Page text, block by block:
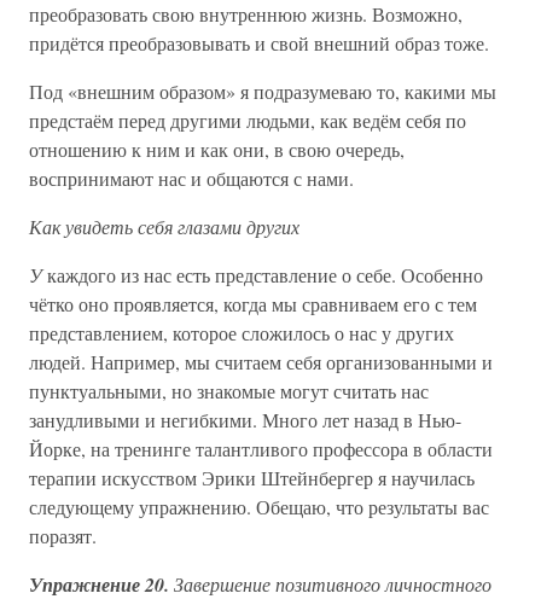
преобразовать свою внутреннюю жизнь. Возможно,
придётся преобразовывать и свой внешний образ тоже.
Под «внешним образом» я подразумеваю то, какими мы
предстаём перед другими людьми, как ведём себя по
отношению к ним и как они, в свою очередь,
воспринимают нас и общаются с нами.
Как увидеть себя глазами других
Укаждого из нас есть представление о себе. Особенно
чётко оно проявляется, когда мы сравниваем его с тем
представлением, которое сложилось о нас у других
людей. Например, мы считаем себя организованными и
пунктуальными, но знакомые могут считать нас
занудливыми и негибкими. Много лет назад в Нью-
Йорке, на тренинге талантливого профессора в области
терапии искусством Эрики Штейнбергер я научилась
следующему упражнению. Обещаю, что результаты вас
поразят.
Упражнение 20. Завершение позитивного личностного